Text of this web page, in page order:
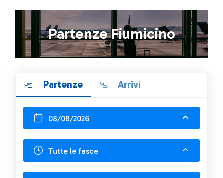
Partenze Fiumicino
Partenze Arrivi
08/08/2026
Tutte le fasce